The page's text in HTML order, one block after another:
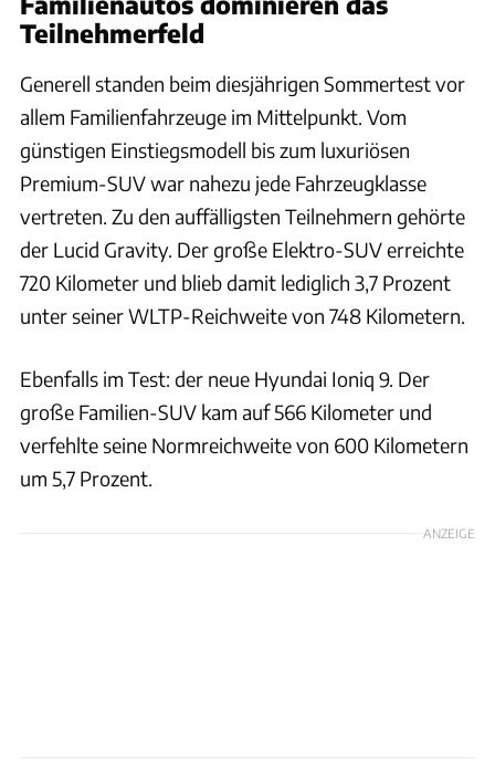
Teilnehmerfeld
Generell standen beim diesjährigen Sommertest vor
allem Familienfahrzeuge im Mittelpunkt. Vom
günstigen Einstiegsmodell bis zum luxuriösen
Premium-SUV war nahezu jede Fahrzeugklasse
vertreten. Zu den auffälligsten Teilnehmern gehörte
der Lucid Gravity. Der große Elektro-SUV erreichte
720 Kilometer und blieb damit lediglich 3,7 Prozent
unter seiner WLTP-Reichweite von 748 Kilometern.
Ebenfalls im Test: der neue Hyundai Ioniq 9. Der
große Familien-SUV kam auf 566 Kilometer und
verfehlte seine Normreichweite von 600 Kilometern
um 5,7 Prozent.
ANZEIGE